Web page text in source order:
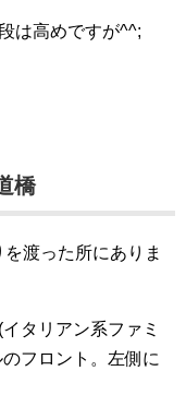
は高めですが^^;
橋
渡った所にありま
タリアン系ファミ
フロント。左側に